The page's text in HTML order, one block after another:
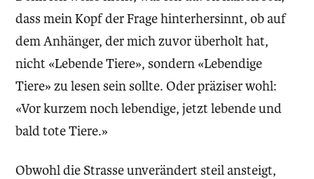
dass mein Kopf der Frage hinterhersinnt, ob auf
dem Anhänger, der mich zuvor überholt hat,
nicht «Lebende Tiere», sondern «Lebendige
Tiere» zu lesen sein sollte. Oder präziser wohl:
«Vor kurzem noch lebendige, jetzt lebende und
bald tote Tiere.»
Obwohl die Strasse unverändert steil ansteigt,